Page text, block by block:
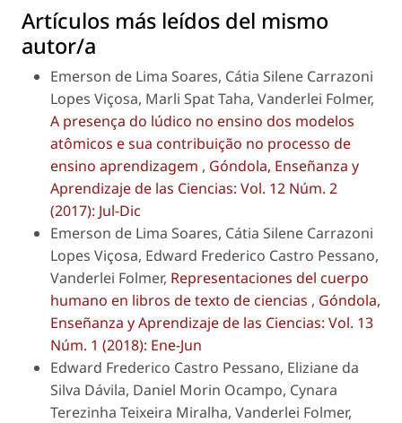
Artículos más leídos del mismo
autor/a
Emerson de Lima Soares, Cátia Silene Carrazoni
Lopes Viçosa, Marli Spat Taha, Vanderlei Folmer,
A presença do lúdico no ensino dos modelos
atômicos e sua contribuição no processo de
ensino aprendizagem , Góndola, Enseñanza y
Aprendizaje de las Ciencias: Vol. 12 Núm. 2
(2017): Jul-Dic
Emerson de Lima Soares, Cátia Silene Carrazoni
Lopes Viçosa, Edward Frederico Castro Pessano,
Vanderlei Folmer, Representaciones del cuerpo
humano en libros de texto de ciencias , Góndola,
Enseñanza y Aprendizaje de las Ciencias: Vol. 13
Núm. 1 (2018): Ene-Jun
Edward Frederico Castro Pessano, Eliziane da
Silva Dávila, Daniel Morin Ocampo, Cynara
Terezinha Teixeira Miralha, Vanderlei Folmer,